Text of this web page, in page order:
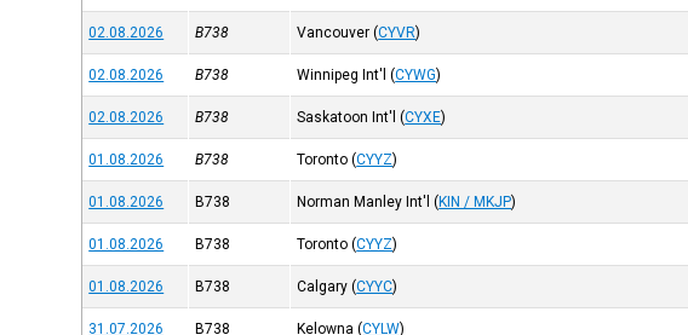
02.08.2026 B738 Vancouver (CYVR)
02.08.2026 B738 Winnipeg Int'l (CYWG)
02.08.2026 B738 Saskatoon Int'l (CYXE)
01.08.2026 B738 Toronto (CYYZ)
01.08.2026 B738 Norman Manley Int'l (KIN / MKJP)
01.08.2026 B738 Toronto (CYYZ)
01.08.2026 B738 Calgary (CYYC)
31.07.2026 B738 Kelowna (CYLW)